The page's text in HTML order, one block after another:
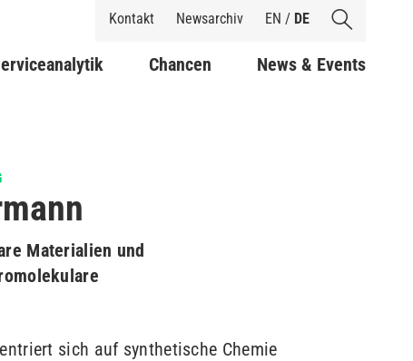
Shortcuts
Kontakt Newsarchiv EN / DE
Chancen News & Events
Materialien und
sich auf synthetische Chemie